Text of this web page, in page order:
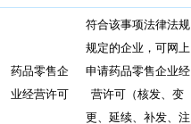
药品零售企
业经营许可
符合该事项法律法规
规定的企业，可网上
申请药品零售企业经
营许可（核发、变
更、延续、补发、注